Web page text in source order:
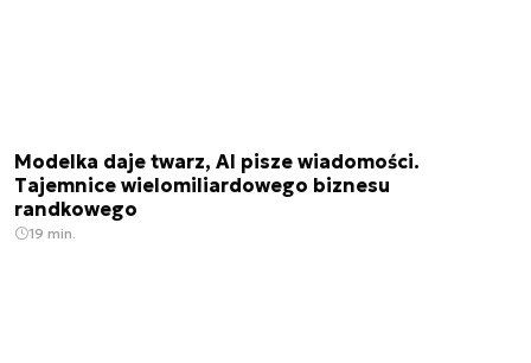
Modelka daje twarz, AI pisze wiadomości.
Tajemnice wielomiliardowego biznesu
randkowego
19 min.